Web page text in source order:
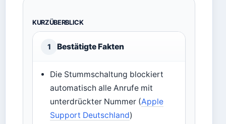
KURZÜBERBLICK
1 Bestätigte Fakten
Die Stummschaltung blockiert
automatisch alle Anrufe mit
unterdrückter Nummer (Apple
Support Deutschland)